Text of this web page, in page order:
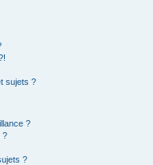
sujets ?
?
?
?